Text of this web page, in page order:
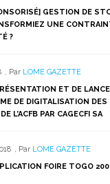
GESTION DE
UNE
?
, Par LOME GAZETTE
ET DE
DE DIGITALISATION
L’ACFB PAR CAGECFI SA
, Par LOME GAZETTE
FOIRE TOGO